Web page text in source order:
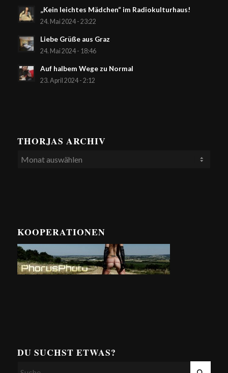
„Kein leichtes Mädchen“ im Radiokulturhaus!
24. Mai 2024 - 23:22
Liebe Grüße aus Graz
24. Mai 2024 - 18:46
Auf halbem Wege zu Normal
23. April 2024 - 2:12
THORJAS ARCHIV
KOOPERATIONEN
DU SUCHST ETWAS?